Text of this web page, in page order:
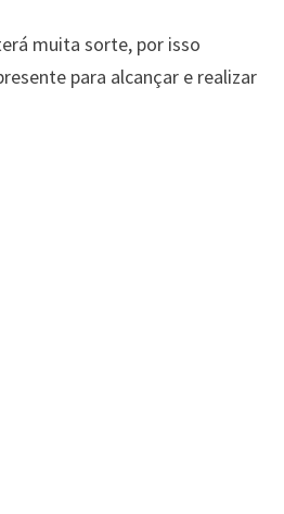
muita sorte, por isso
para alcançar e realizar